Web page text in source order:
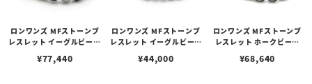
ロンワンズ MFストーンブ
レスレット イーグルビーズ
¥77,440
ロンワンズ MFストーンブ
レスレット イーグルビーズ
m
¥44,000
ロンワンズ MFストーンブ
レスレット ホークビーズ
¥68,640